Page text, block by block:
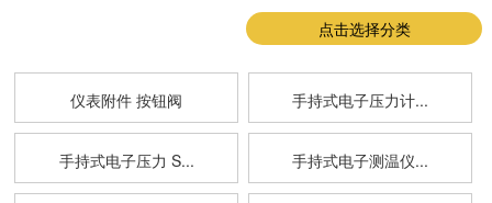
点击选择分类
仪表附件 按钮阀 手持式电子压力计...
手持式电子压力 S... 手持式电子测温仪...